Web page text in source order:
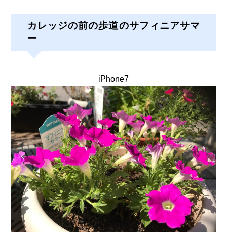
カレッジの前の歩道のサフィニアサマ
ー
iPhone7